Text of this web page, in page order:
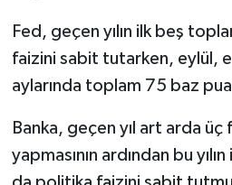
Fed, geçen yılın ilk beş
faizini sabit tutarken, eylül,
aylarında toplam 75 baz
Banka, geçen yıl art arda üç
yapmasının ardından bu